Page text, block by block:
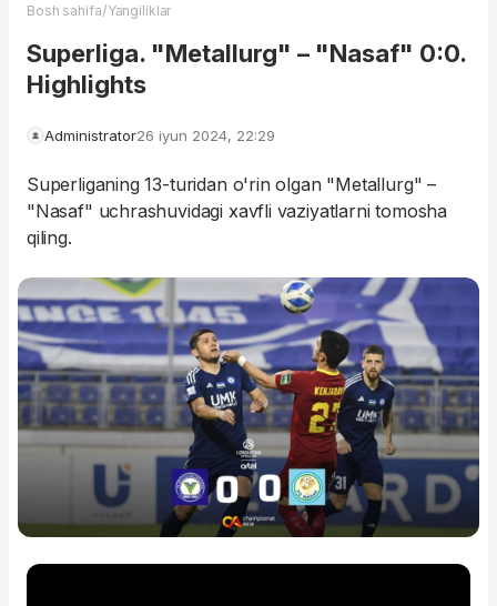
Bosh sahifa/Yangiliklar
Superliga. "Metallurg" – "Nasaf" 0:0.
Highlights
Administrator26 iyun 2024, 22:29
Superliganing 13-turidan o'rin olgan "Metallurg" –
"Nasaf" uchrashuvidagi xavfli vaziyatlarni tomosha
qiling.